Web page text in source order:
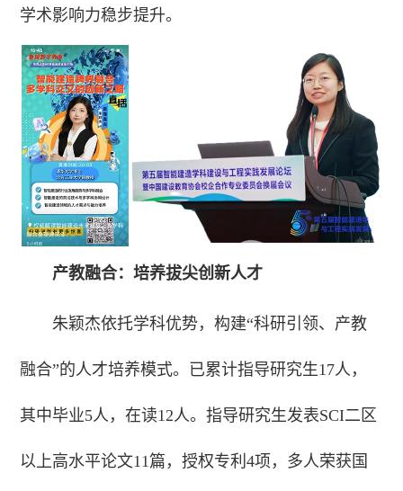
学术影响力稳步提升。
产教融合：培养拔尖创新人才
朱颖杰依托学科优势，构建“科研引领、产教
融合”的人才培养模式。已累计指导研究生17人，
其中毕业5人，在读12人。指导研究生发表SCI二区
以上高水平论文11篇，授权专利4项，多人荣获国